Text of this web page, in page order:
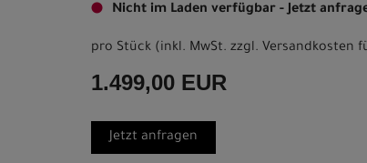
Nicht im Laden verfügbar - Jetzt
pro Stück (inkl. MwSt. zzgl. Versandkosten
1.499,00 EUR
Jetzt anfragen